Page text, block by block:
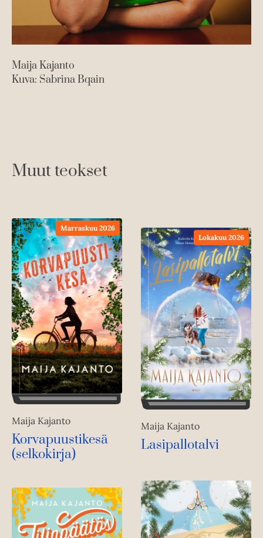
Maija Kajanto
Kuva: Sabrina Bqain
Muut teokset
Marraskuu 2026
Maija Kajanto
Korvapuustikesä
(selkokirja)
Lokakuu 2026
Maija Kajanto
Lasipallotalvi